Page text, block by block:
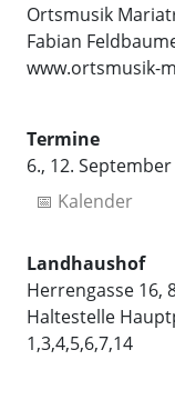
Ortsmusik
Fabian
www.ortsmusik-
Termine
6., 12.
📅 Kalender
Landhaushof
Herrengasse 16,
Haltestelle
1,3,4,5,6,7,14